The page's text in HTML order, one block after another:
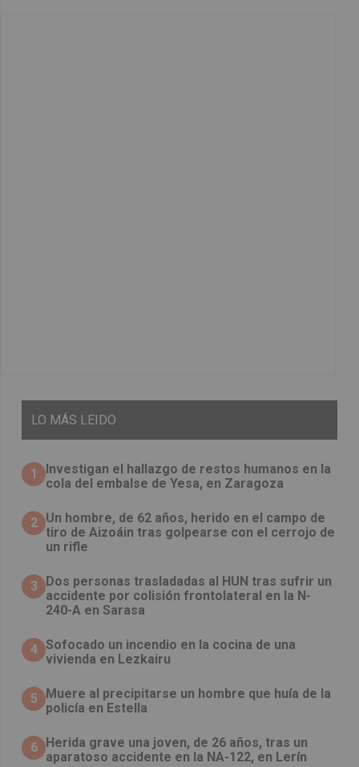
LO MÁS LEIDO
1
Investigan el hallazgo de restos humanos en la
cola del embalse de Yesa, en Zaragoza
2 Un hombre, de 62 años, herido en el campo de
tiro de Aizoáin tras golpearse con el cerrojo de
un rifle
3
​Dos personas trasladadas al HUN tras sufrir un
accidente por colisión frontolateral en la N-
240-A en Sarasa
4 Sofocado un incendio en la cocina de una
vivienda en Lezkairu
5
Muere al precipitarse un hombre que huía de la
policía en Estella
6 Herida grave una joven, de 26 años, tras un
aparatoso accidente en la NA-122, en Lerín